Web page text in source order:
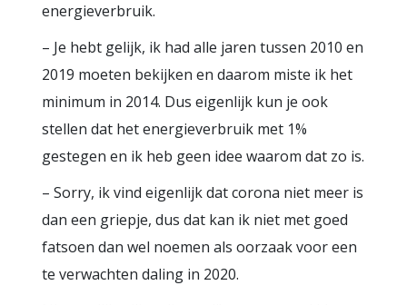
energieverbruik.
– Je hebt gelijk, ik had alle jaren tussen 2010 en
2019 moeten bekijken en daarom miste ik het
minimum in 2014. Dus eigenlijk kun je ook
stellen dat het energieverbruik met 1%
gestegen en ik heb geen idee waarom dat zo is.
– Sorry, ik vind eigenlijk dat corona niet meer is
dan een griepje, dus dat kan ik niet met goed
fatsoen dan wel noemen als oorzaak voor een
te verwachten daling in 2020.